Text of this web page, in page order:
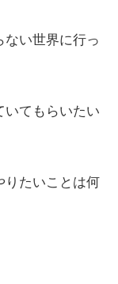
い世界に行っ
いてもらいたい
りたいことは何